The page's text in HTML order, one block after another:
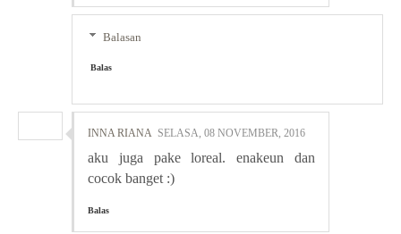
Balasan
Balas
INNA RIANA SELASA, 08 NOVEMBER, 2016
aku juga pake loreal. enakeun dan
cocok banget :)
Balas